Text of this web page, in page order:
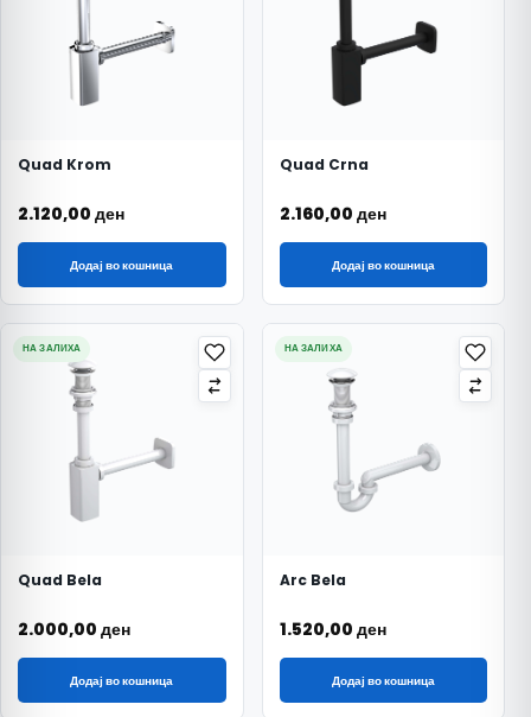
Quad Krom
2.120,00 ден
Додај во кошница
Quad Crna
2.160,00 ден
Додај во кошница
НА ЗАЛИХА
Quad Bela
2.000,00 ден
Додај во кошница
НА ЗАЛИХА
Arc Bela
1.520,00 ден
Додај во кошница